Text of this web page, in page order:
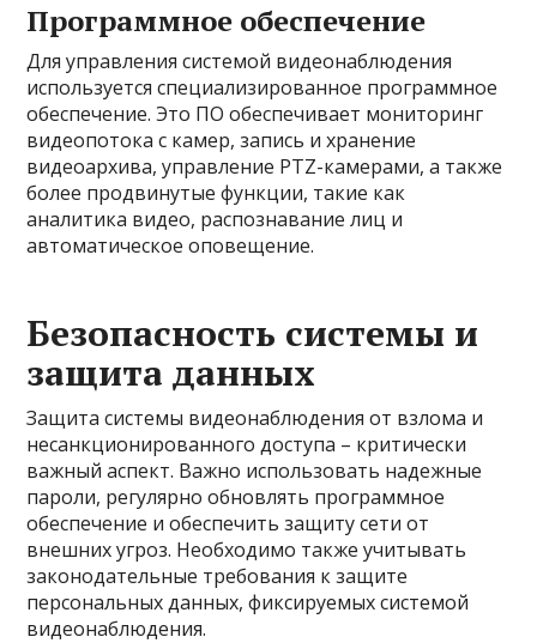
Программное обеспечение
Для управления системой видеонаблюдения
используется специализированное программное
обеспечение. Это ПО обеспечивает мониторинг
видеопотока с камер, запись и хранение
видеоархива, управление PTZ-камерами, а также
более продвинутые функции, такие как
аналитика видео, распознавание лиц и
автоматическое оповещение.
Безопасность системы и
защита данных
Защита системы видеонаблюдения от взлома и
несанкционированного доступа – критически
важный аспект. Важно использовать надежные
пароли, регулярно обновлять программное
обеспечение и обеспечить защиту сети от
внешних угроз. Необходимо также учитывать
законодательные требования к защите
персональных данных, фиксируемых системой
видеонаблюдения.